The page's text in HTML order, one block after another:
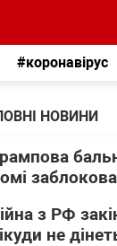
#коронавірус
НОВИНИ
з РФ
не